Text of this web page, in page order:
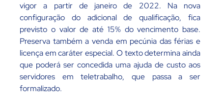
vigor a partir de janeiro de 2022. Na nova
configuração do adicional de qualificação, fica
previsto o valor de até 15% do vencimento base.
Preserva também a venda em pecúnia das férias e
licença em caráter especial. O texto determina ainda
que poderá ser concedida uma ajuda de custo aos
servidores em teletrabalho, que passa a ser
formalizado.